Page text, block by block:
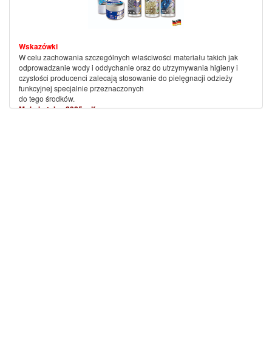
Wskazówki
W celu zachowania szczególnych właściwości materiału takich jak
odprowadzanie wody i oddychanie oraz do utrzymywania higieny i
czystości producenci zalecają stosowanie do pielęgnacji odzieży
funkcyjnej specjalnie przeznaczonych
do tego środków.
Mały katalog 2025 pdf